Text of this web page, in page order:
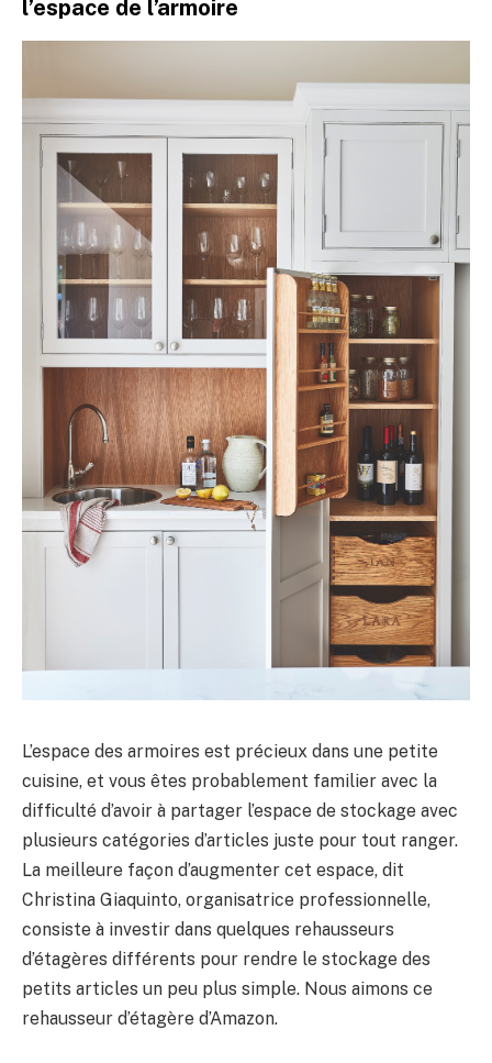
l’espace de l’armoire
L’espace des armoires est précieux dans une petite
cuisine, et vous êtes probablement familier avec la
difficulté d’avoir à partager l’espace de stockage avec
plusieurs catégories d’articles juste pour tout ranger.
La meilleure façon d’augmenter cet espace, dit
Christina Giaquinto, organisatrice professionnelle,
consiste à investir dans quelques rehausseurs
d’étagères différents pour rendre le stockage des
petits articles un peu plus simple. Nous aimons ce
rehausseur d’étagère d’Amazon.